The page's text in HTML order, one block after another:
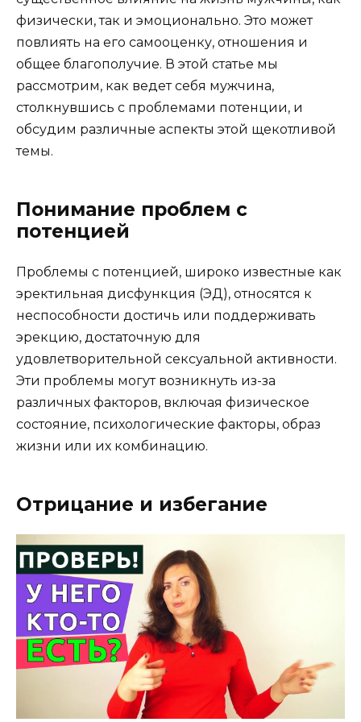
физически, так и эмоционально. Это может
повлиять на его самооценку, отношения и
общее благополучие. В этой статье мы
рассмотрим, как ведет себя мужчина,
столкнувшись с проблемами потенции, и
обсудим различные аспекты этой щекотливой
темы.
Понимание проблем с
потенцией
Проблемы с потенцией, широко известные как
эректильная дисфункция (ЭД), относятся к
неспособности достичь или поддерживать
эрекцию, достаточную для
удовлетворительной сексуальной активности.
Эти проблемы могут возникнуть из-за
различных факторов, включая физическое
состояние, психологические факторы, образ
жизни или их комбинацию.
Отрицание и избегание